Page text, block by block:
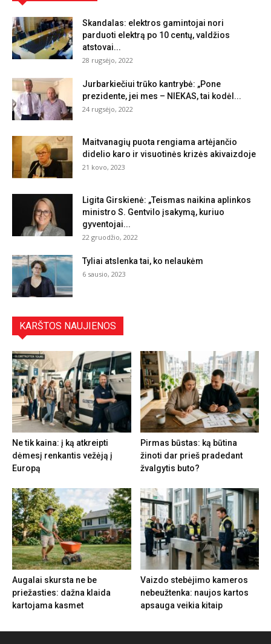
Skandalas: elektros gamintojai nori
parduoti elektrą po 10 centų, valdžios
atstovai...
28 rugsėjo, 2022
Jurbarkiečiui trūko kantrybė: „Pone
prezidente, jei mes – NIEKAS, tai kodėl...
24 rugsėjo, 2022
Maitvanagių puota rengiama artėjančio
didelio karo ir visuotinės krizės akivaizdoje
21 kovo, 2023
Ligita Girskienė: „Teismas naikina aplinkos
ministro S. Gentvilo įsakymą, kuriuo
gyventojai...
22 gruodžio, 2022
Tyliai atslenka tai, ko nelaukėm
6 sausio, 2023
KARŠTOS NAUJIENOS
Ne tik kaina: į ką atkreipti
dėmesį renkantis vežėją į
Europą
Pirmas būstas: ką būtina
žinoti dar prieš pradedant
žvalgytis buto?
Augalai skursta ne be
priežasties: dažna klaida
kartojama kasmet
Vaizdo stebėjimo kameros
nebeužtenka: naujos kartos
apsauga veikia kitaip